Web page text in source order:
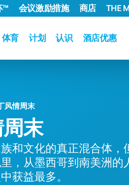
体育 计划 认识 酒店优惠
™ 会议激励措施 商店 THE
风情周末
末
和文化的真正混合体，
，从墨西哥到南美洲的
获益最多。